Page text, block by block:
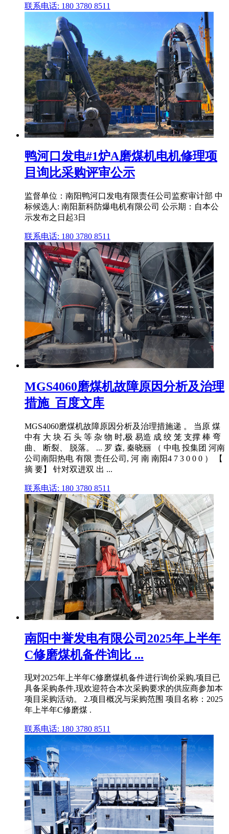
联系电话: 180 3780 8511
鸭河口发电#1炉A磨煤机电机修理项
目询比采购评审公示
监督单位：南阳鸭河口发电有限责任公司监察审计部 中
标候选人: 南阳新科防爆电机有限公司 公示期：自本公
示发布之日起3日
联系电话: 180 3780 8511
MGS4060磨煤机故障原因分析及治理
措施_百度文库
MGS4060磨煤机故障原因分析及治理措施递 。 当原 煤
中有 大 块 石 头 等 杂 物 时,极 易造 成 绞 笼 支撑 棒 弯
曲、 断裂、 脱落。 ... 罗 森, 秦晓丽 （ 中电 投集团 河南
公司南阳热电 有限 责任公司, 河 南 南阳4 7 3 0 0 0 ） 【
摘 要】 针对双进双 出 ...
联系电话: 180 3780 8511
南阳中誉发电有限公司2025年上半年
C修磨煤机备件询比 ...
现对2025年上半年C修磨煤机备件进行询价采购,项目已
具备采购条件,现欢迎符合本次采购要求的供应商参加本
项目采购活动。 2.项目概况与采购范围 项目名称：2025
年上半年C修磨煤 .
联系电话: 180 3780 8511